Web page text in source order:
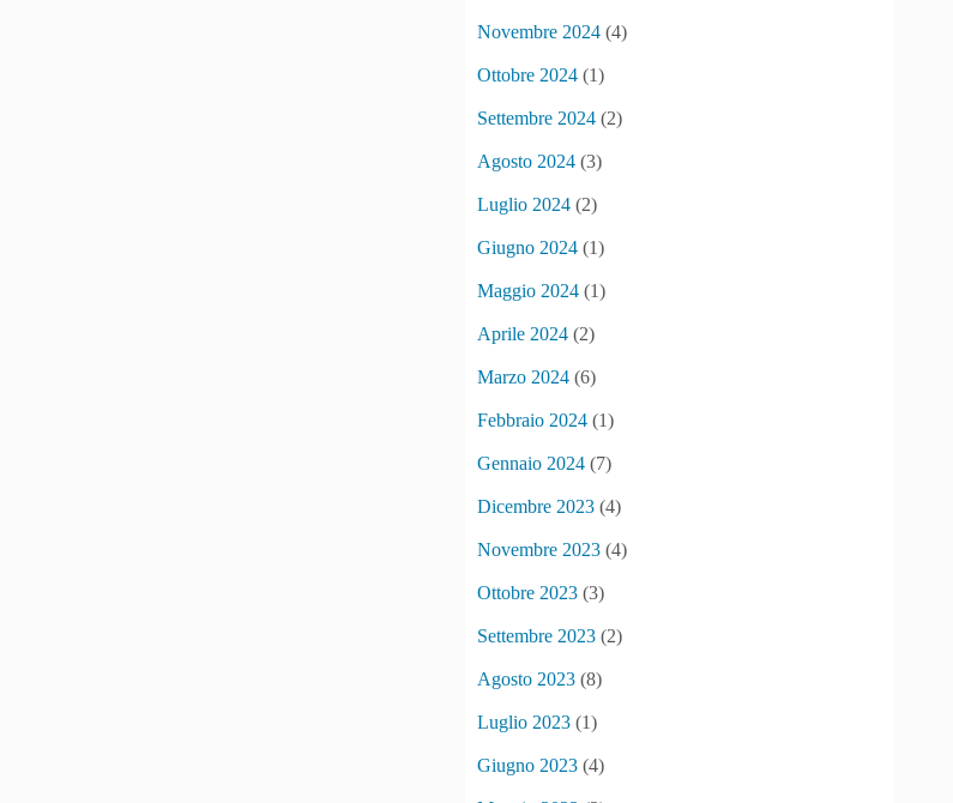
Novembre 2024 (4)
Ottobre 2024 (1)
Settembre 2024 (2)
Agosto 2024 (3)
Luglio 2024 (2)
Giugno 2024 (1)
Maggio 2024 (1)
Aprile 2024 (2)
Marzo 2024 (6)
Febbraio 2024 (1)
Gennaio 2024 (7)
Dicembre 2023 (4)
Novembre 2023 (4)
Ottobre 2023 (3)
Settembre 2023 (2)
Agosto 2023 (8)
Luglio 2023 (1)
Giugno 2023 (4)